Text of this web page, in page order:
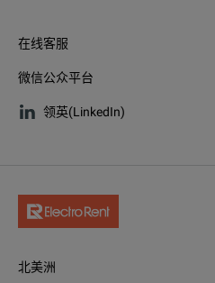
在线客服
微信公众平台
领英(LinkedIn)
北美洲